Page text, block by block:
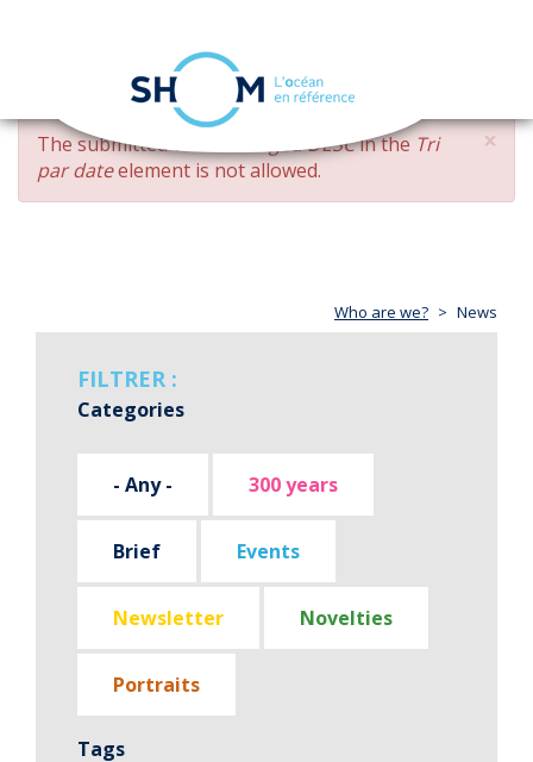
Skip
main
content
navigation
×
ERROR
MESSAGE
The submitted value changed DESCin the Tri
par dateelement is not allowed.
Who are we? News
FILTRER :
Categories
- Any - 300 years
Brief Events
Newsletter Novelties
Portraits
Tags